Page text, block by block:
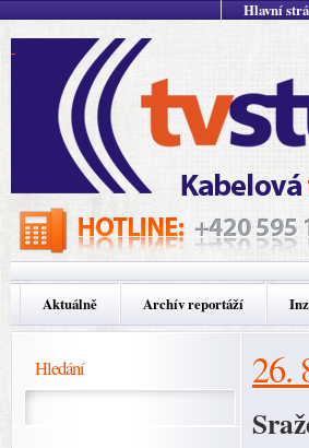
Hlavní
Aktuálně Archív reportáží
Hledání 26.